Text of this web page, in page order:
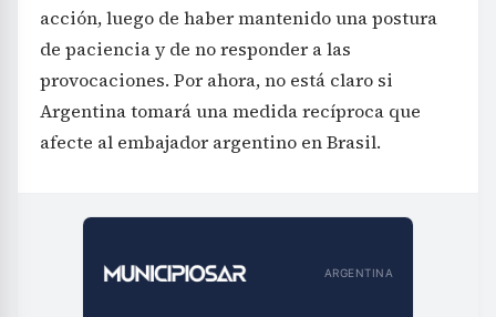
acción, luego de haber mantenido una postura
de paciencia y de no responder a las
provocaciones. Por ahora, no está claro si
Argentina tomará una medida recíproca que
afecte al embajador argentino en Brasil.
ARGENTINA